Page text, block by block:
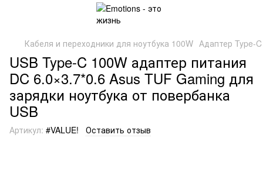
Кабеля и переходники для ноутбука 100W Адаптер Type-
USB Type-C 100W адаптер питания
DC 6.0×3.7*0.6 Asus TUF Gaming для
зарядки ноутбука от повербанка
USB
Артикул: #VALUE! Оставить отзыв